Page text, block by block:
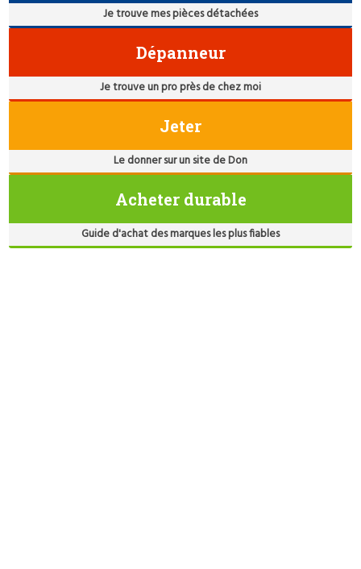
Je trouve mes pièces détachées
Dépanneur
Je trouve un pro près de chez moi
Jeter
Le donner sur un site de Don
Acheter durable
Guide d'achat des marques les plus fiables